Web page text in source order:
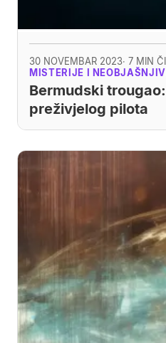
30 NOVEMBAR 2023· 7 MIN
MISTERIJE I
Bermudski
preživjelog pilota